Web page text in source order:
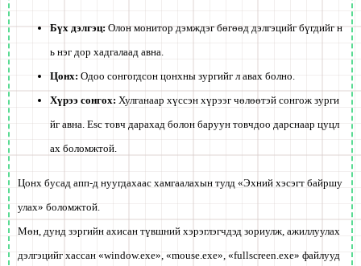
Бүх дэлгэц: Олон монитор дэмждэг бөгөөд дэлгэцийг бүгдийг н
ь нэг дор хадгалаад авна.
Цонх: Одоо сонгогдсон цонхны зургийг л авах болно.
Хүрээ сонгох: Хулганаар хүссэн хүрээг чөлөөтэй сонгож зурги
йг авна. Esc товч дарахад болон баруун товчдоо дарснаар цуцл
ах боломжтой.
Цонх бусад апп-д нуугдахаас хамгаалахын тулд «Эхний хэсэгт байршу
улах» боломжтой.
Мөн, дунд зэргийн ахисан түвшний хэрэглэгчдэд зориулж, ажиллуулах
дэлгэцийг хассан «window.exe», «mouse.exe», «fullscreen.exe» файлууд